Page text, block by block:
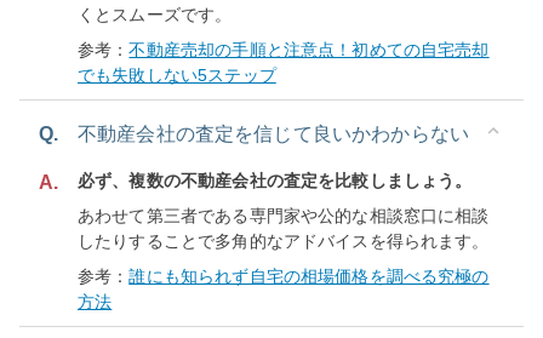
くとスムーズです。
参考：不動産売却の手順と注意点！初めての自宅売却
でも失敗しない5ステップ
Q. 不動産会社の査定を信じて良いかわからない
A.
必ず、複数の不動産会社の査定を比較しましょう。
あわせて第三者である専門家や公的な相談窓口に相談
したりすることで多角的なアドバイスを得られます。
参考：誰にも知られず自宅の相場価格を調べる究極の
方法